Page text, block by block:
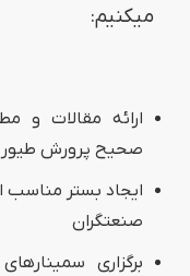
میکنیم:
ارائه مقالات و
صحیح پرورش طیور
ایجاد بستر مناسب
صنعتگران
برگزاری